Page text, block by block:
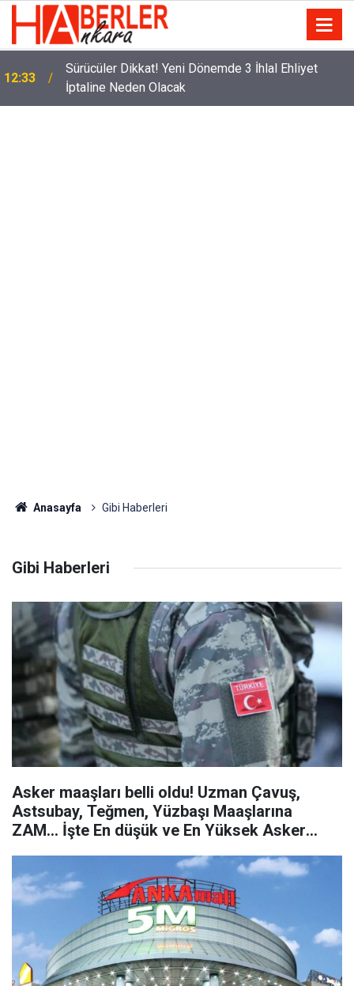
12:13
Eminevim, Katılımevim, Fuzulev ve Birevim İçin Yeni
Karar! Teslim Süresi Uzadı, Ödeme Kuralları Değişti
Anasayfa Gibi Haberleri
Gibi Haberleri
Asker maaşları belli oldu! Uzman Çavuş,
Astsubay, Teğmen, Yüzbaşı Maaşlarına
ZAM… İşte En düşük ve En Yüksek Asker